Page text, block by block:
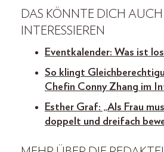
DAS KÖNNTE DICH AUCH
INTERESSIEREN
Eventkalender: Was ist
So klingt
Chefin Conny Zhang im
Esther Graf: „Als Frau
doppelt und dreifach